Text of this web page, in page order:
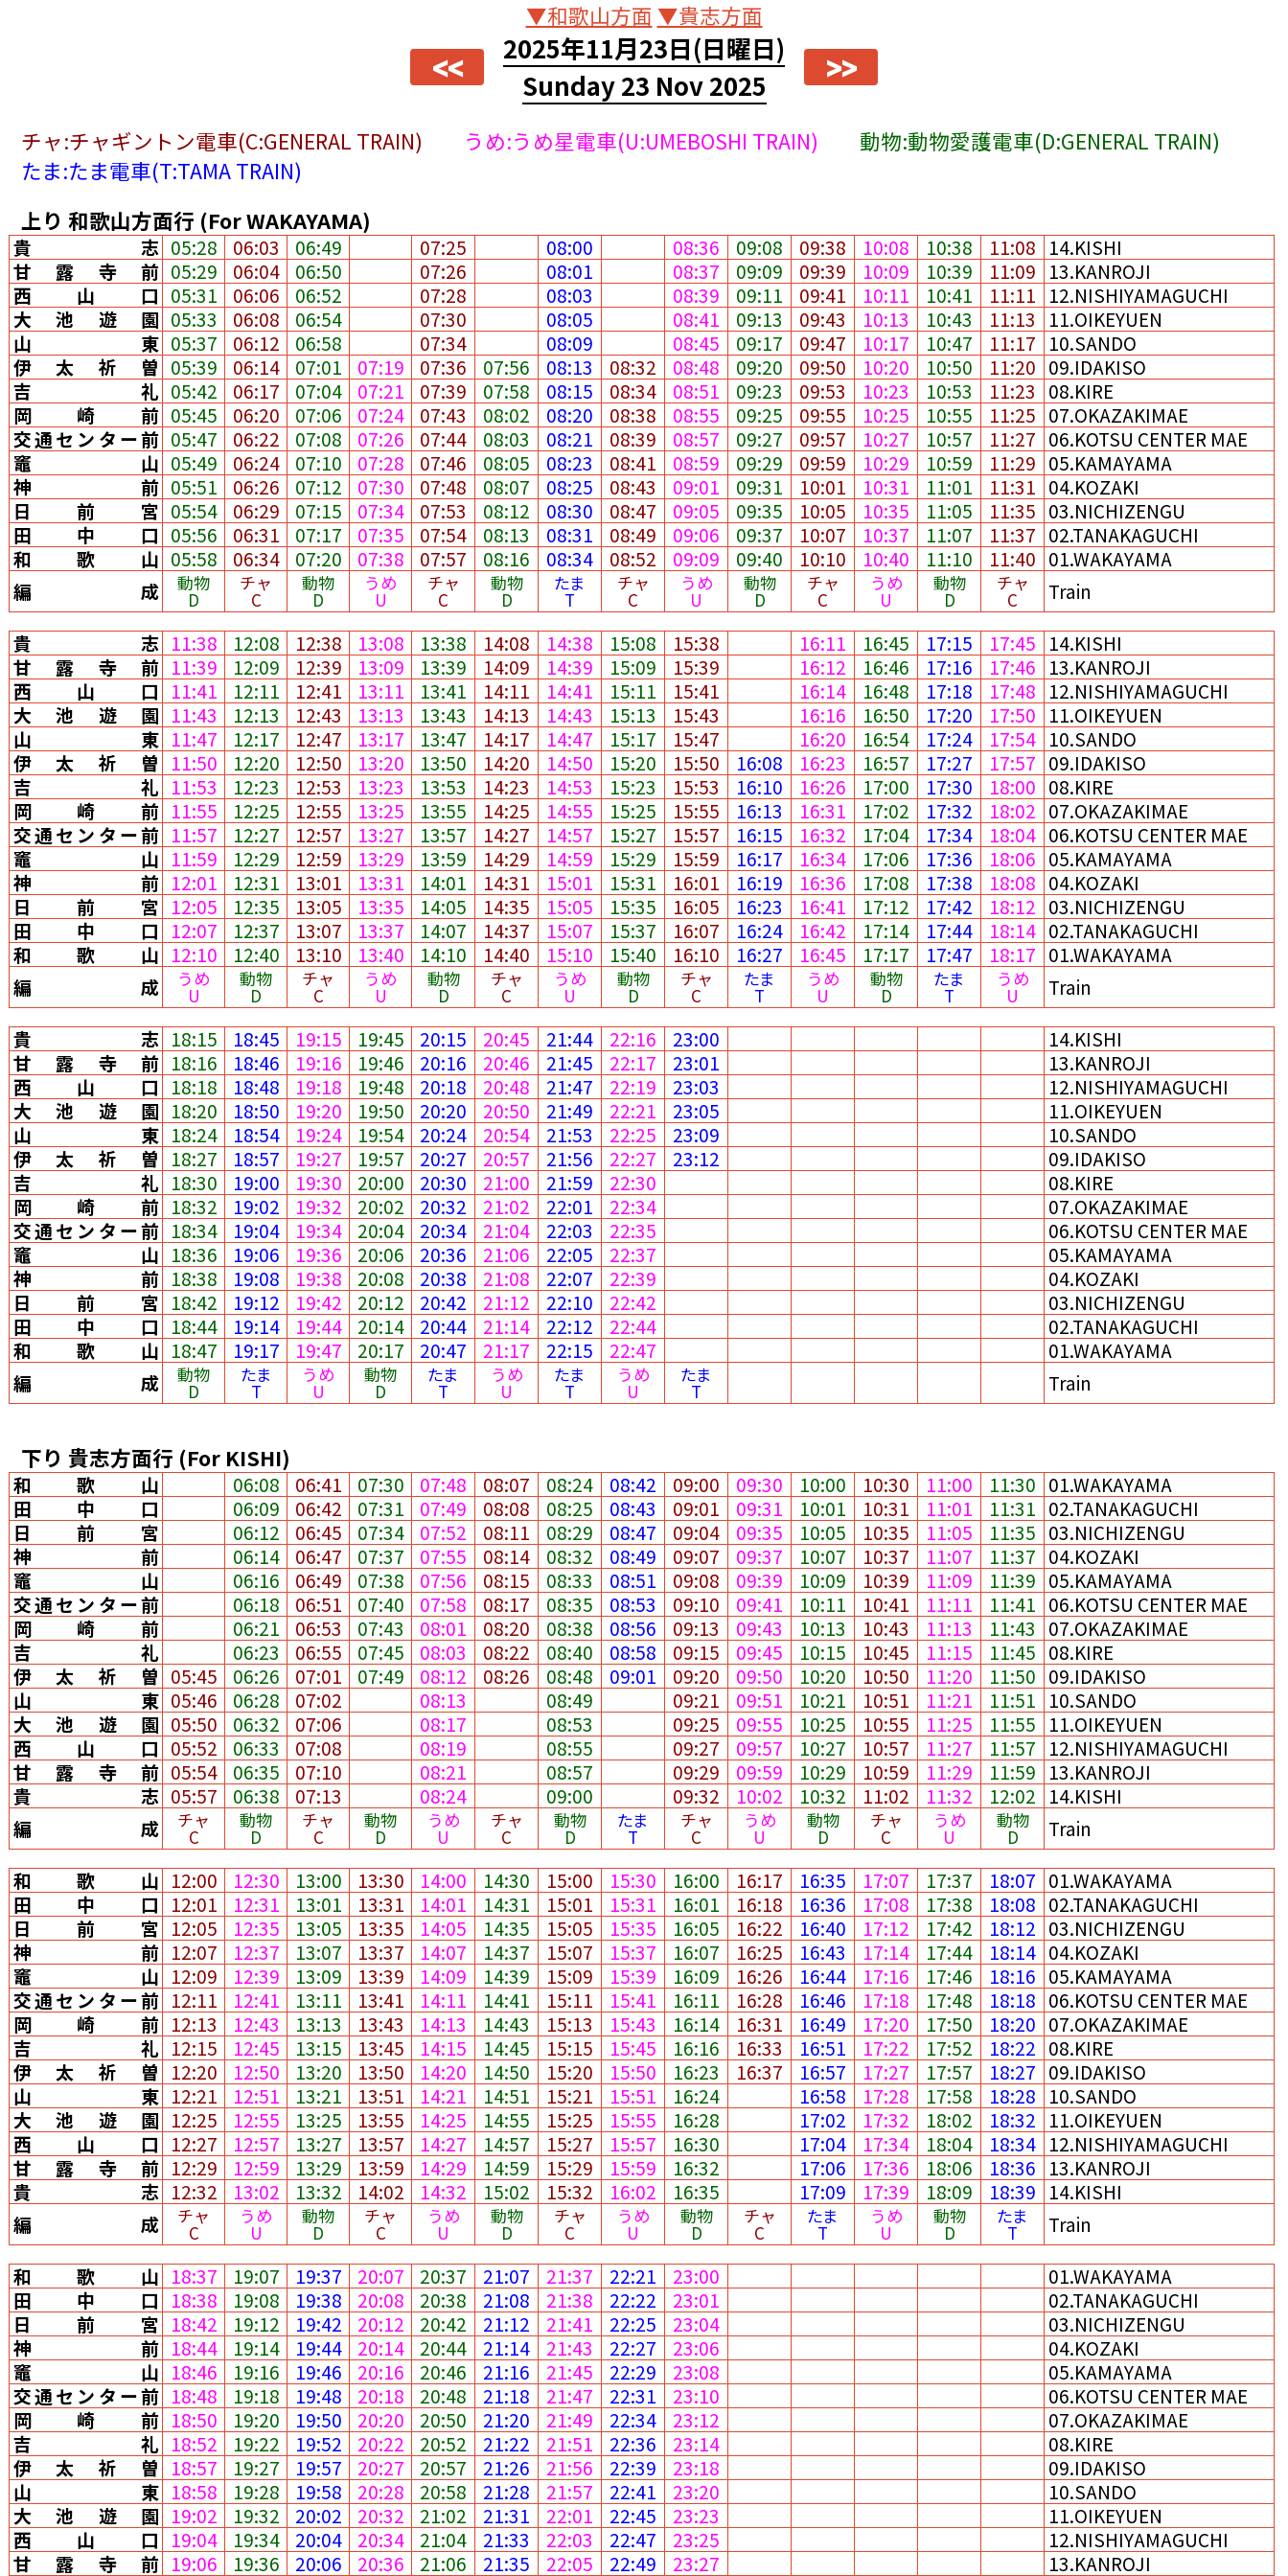
▼和歌山方面 ▼貴志方面
<< 2025年11月23日(日曜日)
Sunday 23 Nov 2025
>>
チャ:チャギントン電車(C:GENERAL TRAIN) うめ:うめ星電車(U:UMEBOSHI TRAIN)
動物:動物愛護電車(D:GENERAL TRAIN)
たま:たま電車(T:TAMA TRAIN)
上り 和歌山方面行 (For WAKAYAMA)
貴志 05:28 06:03 06:49 07:25 08:00 08:36 09:08 09:38 10:08 10:38 11:08 14.KISHI
甘露寺前 05:29 06:04 06:50 07:26 08:01 08:37 09:09 09:39 10:09 10:39 11:09 13.KANROJI
西山口 05:31 06:06 06:52 07:28 08:03 08:39 09:11 09:41 10:11 10:41 11:11 12.NISHIYAMAGUCHI
大池遊園 05:33 06:08 06:54 07:30 08:05 08:41 09:13 09:43 10:13 10:43 11:13
11.OIKEYUEN
山東 05:37 06:12 06:58 07:34 08:09 08:45 09:17 09:47 10:17 10:47 11:17 10.SANDO
伊太祈曽 05:39 06:14 07:01 07:19 07:36 07:56 08:13 08:32 08:48 09:20 09:50 10:20 10:50 11:20 09.IDAKISO
吉礼 05:42 06:17 07:04 07:21 07:39 07:58 08:15 08:34 08:51 09:23 09:53 10:23 10:53 11:23 08.KIRE
岡崎前 05:45 06:20 07:06 07:24 07:43 08:02 08:20 08:38 08:55 09:25 09:55 10:25 10:55 11:25 07.OKAZAKIMAE
交通センター前 05:47 06:22 07:08 07:26 07:44 08:03 08:21 08:39 08:57 09:27 09:57 10:27 10:57 11:27 06.KOTSU CENTER MAE
竈山 05:49 06:24 07:10 07:28 07:46 08:05 08:23 08:41 08:59 09:29 09:59 10:29 10:59 11:29 05.KAMAYAMA
神前 05:51 06:26 07:12 07:30 07:48 08:07 08:25 08:43 09:01 09:31 10:01 10:31 11:01 11:31 04.KOZAKI
日前宮 05:54 06:29 07:15 07:34 07:53 08:12 08:30 08:47 09:05 09:35 10:05 10:35 11:05 11:35 03.NICHIZENGU
田中口 05:56 06:31 07:17 07:35 07:54 08:13 08:31 08:49 09:06 09:37 10:07 10:37 11:07 11:37 02.TANAKAGUCHI
和歌山 05:58 06:34 07:20 07:38 07:57 08:16 08:34 08:52 09:09 09:40 10:10 10:40 11:10 11:40 01.WAKAYAMA
編成
動物
D
チャ
C
動物
D
うめ
U
チャ
C
動物
D
たま
T
チャ
C
うめ
U
動物
D
チャ
C
うめ
U
動物
D
チャ
C
Train
貴志 11:38 12:08 12:38 13:08 13:38 14:08 14:38 15:08 15:38 16:11 16:45 17:15 17:45 14.KISHI
甘露寺前 11:39 12:09 12:39 13:09 13:39 14:09 14:39 15:09 15:39 16:12 16:46 17:16 17:46 13.KANROJI
西山口 11:41 12:11 12:41 13:11 13:41 14:11 14:41 15:11 15:41 16:14 16:48 17:18 17:48 12.NISHIYAMAGUCHI
大池遊園 11:43 12:13 12:43 13:13 13:43 14:13 14:43 15:13 15:43 16:16 16:50 17:20 17:50 11.OIKEYUEN
山東 11:47 12:17 12:47 13:17 13:47 14:17 14:47 15:17 15:47 16:20 16:54 17:24 17:54 10.SANDO
伊太祈曽 11:50 12:20 12:50 13:20 13:50 14:20 14:50 15:20 15:50 16:08 16:23 16:57 17:27 17:57 09.IDAKISO
吉礼 11:53 12:23 12:53 13:23 13:53 14:23 14:53 15:23 15:53 16:10 16:26 17:00 17:30 18:00 08.KIRE
岡崎前 11:55 12:25 12:55 13:25 13:55 14:25 14:55 15:25 15:55 16:13 16:31 17:02 17:32 18:02 07.OKAZAKIMAE
交通センター前 11:57 12:27 12:57 13:27 13:57 14:27 14:57 15:27 15:57 16:15 16:32 17:04 17:34 18:04 06.KOTSU CENTER MAE
竈山 11:59 12:29 12:59 13:29 13:59 14:29 14:59 15:29 15:59 16:17 16:34 17:06 17:36 18:06 05.KAMAYAMA
神前 12:01 12:31 13:01 13:31 14:01 14:31 15:01 15:31 16:01 16:19 16:36 17:08 17:38 18:08 04.KOZAKI
日前宮 12:05 12:35 13:05 13:35 14:05 14:35 15:05 15:35 16:05 16:23 16:41 17:12 17:42 18:12 03.NICHIZENGU
田中口 12:07 12:37 13:07 13:37 14:07 14:37 15:07 15:37 16:07 16:24 16:42 17:14 17:44 18:14 02.TANAKAGUCHI
和歌山 12:10 12:40 13:10 13:40 14:10 14:40 15:10 15:40 16:10 16:27 16:45 17:17 17:47 18:17 01.WAKAYAMA
編成
うめ
U
動物
D
チャ
C
うめ
U
動物
D
チャ
C
うめ
U
動物
D
チャ
C
たま
T
うめ
U
動物
D
たま
T
うめ
U
Train
貴志 18:15 18:45 19:15 19:45 20:15 20:45 21:44 22:16 23:00
14.KISHI
甘露寺前 18:16 18:46 19:16 19:46 20:16 20:46 21:45 22:17 23:01
13.KANROJI
西山口 18:18 18:48 19:18 19:48 20:18 20:48 21:47 22:19 23:03
12.NISHIYAMAGUCHI
大池遊園 18:20 18:50 19:20 19:50 20:20 20:50 21:49 22:21 23:05
11.OIKEYUEN
山東 18:24 18:54 19:24 19:54 20:24 20:54 21:53 22:25 23:09
10.SANDO
伊太祈曽 18:27 18:57 19:27 19:57 20:27 20:57 21:56 22:27 23:12
09.IDAKISO
吉礼 18:30 19:00 19:30 20:00 20:30 21:00 21:59 22:30
08.KIRE
岡崎前 18:32 19:02 19:32 20:02 20:32 21:02 22:01 22:34
07.OKAZAKIMAE
交通センター前 18:34 19:04 19:34 20:04 20:34 21:04 22:03 22:35
06.KOTSU CENTER MAE
竈山 18:36 19:06 19:36 20:06 20:36 21:06 22:05 22:37
05.KAMAYAMA
神前 18:38 19:08 19:38 20:08 20:38 21:08 22:07 22:39
04.KOZAKI
日前宮 18:42 19:12 19:42 20:12 20:42 21:12 22:10 22:42
03.NICHIZENGU
田中口 18:44 19:14 19:44 20:14 20:44 21:14 22:12 22:44
02.TANAKAGUCHI
和歌山 18:47 19:17 19:47 20:17 20:47 21:17 22:15 22:47
01.WAKAYAMA
編成
動物
D
たま
T
うめ
U
動物
D
たま
T
うめ
U
たま
T
うめ
U
たま
T Train
下り 貴志方面行 (For KISHI)
和歌山 06:08 06:41 07:30 07:48 08:07 08:24 08:42 09:00 09:30 10:00 10:30 11:00 11:30 01.WAKAYAMA
田中口
06:09 06:42 07:31 07:49 08:08 08:25 08:43 09:01 09:31 10:01 10:31 11:01 11:31 02.TANAKAGUCHI
日前宮
06:12 06:45 07:34 07:52 08:11 08:29 08:47 09:04 09:35 10:05 10:35 11:05 11:35 03.NICHIZENGU
神前
06:14 06:47 07:37 07:55 08:14 08:32 08:49 09:07 09:37 10:07 10:37 11:07 11:37 04.KOZAKI
竈山
06:16 06:49 07:38 07:56 08:15 08:33 08:51 09:08 09:39 10:09 10:39 11:09 11:39 05.KAMAYAMA
交通センター前
06:18 06:51 07:40 07:58 08:17 08:35 08:53 09:10 09:41 10:11 10:41 11:11 11:41 06.KOTSU CENTER MAE
岡崎前
06:21 06:53 07:43 08:01 08:20 08:38 08:56 09:13 09:43 10:13 10:43 11:13 11:43 07.OKAZAKIMAE
吉礼
06:23 06:55 07:45 08:03 08:22 08:40 08:58 09:15 09:45 10:15 10:45 11:15 11:45 08.KIRE
伊太祈曽 05:45 06:26 07:01 07:49 08:12 08:26 08:48 09:01 09:20 09:50 10:20 10:50 11:20 11:50 09.IDAKISO
山東 05:46 06:28 07:02 08:13 08:49 09:21 09:51 10:21 10:51 11:21 11:51 10.SANDO
大池遊園 05:50 06:32 07:06 08:17 08:53 09:25 09:55 10:25 10:55 11:25 11:55 11.OIKEYUEN
西山口 05:52 06:33 07:08 08:19 08:55 09:27 09:57 10:27 10:57 11:27 11:57 12.NISHIYAMAGUCHI
甘露寺前 05:54 06:35 07:10 08:21 08:57 09:29 09:59 10:29 10:59 11:29 11:59 13.KANROJI
貴志 05:57 06:38 07:13 08:24 09:00 09:32 10:02 10:32 11:02 11:32 12:02 14.KISHI
編成
チャ
C
動物
D
チャ
C
動物
D
うめ
U
チャ
C
動物
D
たま
T
チャ
C
うめ
U
動物
D
チャ
C
うめ
U
動物
D
Train
和歌山 12:00 12:30 13:00 13:30 14:00 14:30 15:00 15:30 16:00 16:17 16:35 17:07 17:37 18:07 01.WAKAYAMA
田中口 12:01 12:31 13:01 13:31 14:01 14:31 15:01 15:31 16:01 16:18 16:36 17:08 17:38 18:08 02.TANAKAGUCHI
日前宮 12:05 12:35 13:05 13:35 14:05 14:35 15:05 15:35 16:05 16:22 16:40 17:12 17:42 18:12 03.NICHIZENGU
神前 12:07 12:37 13:07 13:37 14:07 14:37 15:07 15:37 16:07 16:25 16:43 17:14 17:44 18:14 04.KOZAKI
竈山 12:09 12:39 13:09 13:39 14:09 14:39 15:09 15:39 16:09 16:26 16:44 17:16 17:46 18:16 05.KAMAYAMA
交通センター前 12:11 12:41 13:11 13:41 14:11 14:41 15:11 15:41 16:11 16:28 16:46 17:18 17:48 18:18 06.KOTSU CENTER MAE
岡崎前 12:13 12:43 13:13 13:43 14:13 14:43 15:13 15:43 16:14 16:31 16:49 17:20 17:50 18:20 07.OKAZAKIMAE
吉礼 12:15 12:45 13:15 13:45 14:15 14:45 15:15 15:45 16:16 16:33 16:51 17:22 17:52 18:22 08.KIRE
伊太祈曽 12:20 12:50 13:20 13:50 14:20 14:50 15:20 15:50 16:23 16:37 16:57 17:27 17:57 18:27 09.IDAKISO
山東 12:21 12:51 13:21 13:51 14:21 14:51 15:21 15:51 16:24 16:58 17:28 17:58 18:28 10.SANDO
大池遊園 12:25 12:55 13:25 13:55 14:25 14:55 15:25 15:55 16:28 17:02 17:32 18:02 18:32 11.OIKEYUEN
西山口 12:27 12:57 13:27 13:57 14:27 14:57 15:27 15:57 16:30 17:04 17:34 18:04 18:34 12.NISHIYAMAGUCHI
甘露寺前 12:29 12:59 13:29 13:59 14:29 14:59 15:29 15:59 16:32 17:06 17:36 18:06 18:36 13.KANROJI
貴志 12:32 13:02 13:32 14:02 14:32 15:02 15:32 16:02 16:35 17:09 17:39 18:09 18:39 14.KISHI
編成
チャ
C
うめ
U
動物
D
チャ
C
うめ
U
動物
D
チャ
C
うめ
U
動物
D
チャ
C
たま
T
うめ
U
動物
D
たま
T
Train
和歌山 18:37 19:07 19:37 20:07 20:37 21:07 21:37 22:21 23:00
01.WAKAYAMA
田中口 18:38 19:08 19:38 20:08 20:38 21:08 21:38 22:22 23:01
02.TANAKAGUCHI
日前宮 18:42 19:12 19:42 20:12 20:42 21:12 21:41 22:25 23:04
03.NICHIZENGU
神前 18:44 19:14 19:44 20:14 20:44 21:14 21:43 22:27 23:06
04.KOZAKI
竈山 18:46 19:16 19:46 20:16 20:46 21:16 21:45 22:29 23:08
05.KAMAYAMA
交通センター前 18:48 19:18 19:48 20:18 20:48 21:18 21:47 22:31 23:10
06.KOTSU CENTER MAE
岡崎前 18:50 19:20 19:50 20:20 20:50 21:20 21:49 22:34 23:12
07.OKAZAKIMAE
吉礼 18:52 19:22 19:52 20:22 20:52 21:22 21:51 22:36 23:14
08.KIRE
伊太祈曽 18:57 19:27 19:57 20:27 20:57 21:26 21:56 22:39 23:18
09.IDAKISO
山東 18:58 19:28 19:58 20:28 20:58 21:28 21:57 22:41 23:20
10.SANDO
大池遊園 19:02 19:32 20:02 20:32 21:02 21:31 22:01 22:45 23:23
11.OIKEYUEN
西山口 19:04 19:34 20:04 20:34 21:04 21:33 22:03 22:47 23:25
12.NISHIYAMAGUCHI
甘露寺前 19:06 19:36 20:06 20:36 21:06 21:35 22:05 22:49 23:27
13.KANROJI